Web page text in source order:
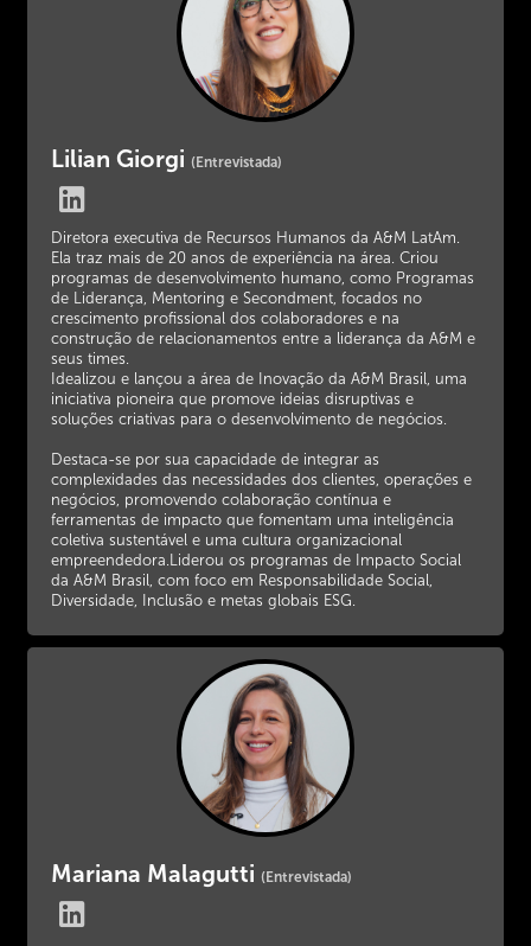
Lilian Giorgi (Entrevistada)
Diretora executiva de Recursos Humanos da A&M LatAm.
Ela traz mais de 20 anos de experiência na área. Criou
programas de desenvolvimento humano, como Programas
de Liderança, Mentoring e Secondment, focados no
crescimento profissional dos colaboradores e na
construção de relacionamentos entre a liderança da A&M e
seus times.
Idealizou e lançou a área de Inovação da A&M Brasil, uma
iniciativa pioneira que promove ideias disruptivas e
soluções criativas para o desenvolvimento de negócios.
Destaca-se por sua capacidade de integrar as
complexidades das necessidades dos clientes, operações e
negócios, promovendo colaboração contínua e
ferramentas de impacto que fomentam uma inteligência
coletiva sustentável e uma cultura organizacional
empreendedora.Liderou os programas de Impacto Social
da A&M Brasil, com foco em Responsabilidade Social,
Diversidade, Inclusão e metas globais ESG.
Mariana Malagutti (Entrevistada)